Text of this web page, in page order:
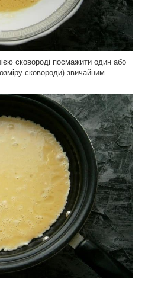
сковороді посмажити один або
сковороди) звичайним